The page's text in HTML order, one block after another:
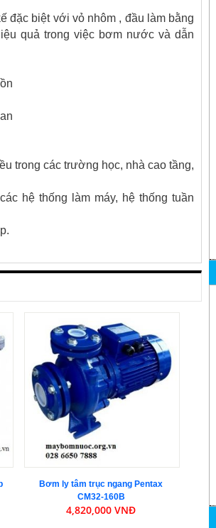
đặc biệt với vỏ nhôm , đầu làm bằng
quả trong việc bơm nước và dẫn
trong các trường học, nhà cao tầng,
hệ thống làm máy, hệ thống tuần
Bơm ly tâm trục ngang Pentax
CM32-160B
4,820,000 VNĐ